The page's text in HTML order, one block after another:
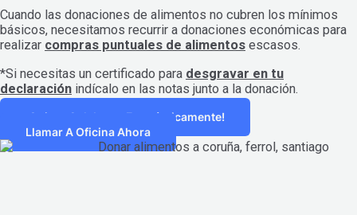
Cuando las donaciones de alimentos no cubren los mínimos
básicos, necesitamos recurrir a donaciones económicas para
realizar compras puntuales de alimentos escasos.
*Si necesitas un certificado para desgravar en tu
declaración indícalo en las notas junto a la donación.
¡Quiero Colaborar Económicamente!
Llamar A Oficina Ahora